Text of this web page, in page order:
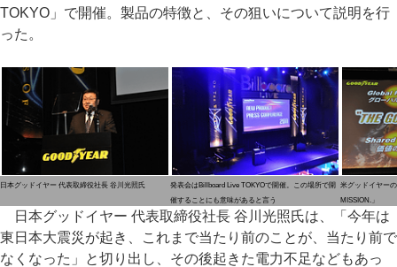
TOKYO」で開催。製品の特徴と、その狙いについて説明を行
った。
日本グッドイヤー 代表取締役社長 谷川光照氏
発表会はBillboard Live TOKYOで開催。この場所で開
催することにも意味があると言う
米グッドイヤー
MISSION.」
日本グッドイヤー 代表取締役社長 谷川光照氏は、「今年は
東日本大震災が起き、これまで当たり前のことが、当たり前で
なくなった」と切り出し、その後起きた電力不足などもあっ